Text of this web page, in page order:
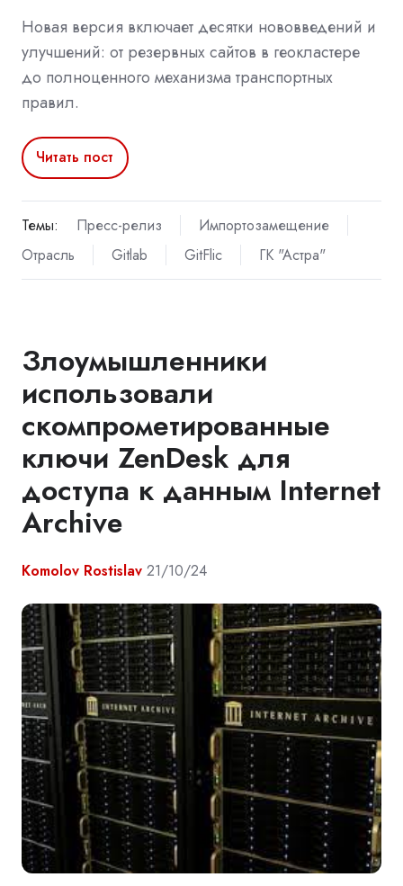
Новая версия включает десятки нововведений и
улучшений: от резервных сайтов в геокластере
до полноценного механизма транспортных
правил.
Читать пост
Темы: Пресс-релиз
Импортозамещение
Отрасль
Gitlab GitFlic ГК "Астра"
Злоумышленники
использовали
скомпрометированные
ключи ZenDesk для
доступа к данным Internet
Archive
Komolov Rostislav 21/10/24